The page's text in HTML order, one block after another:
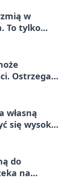
w
To tylko
Ostrzega
własną
się wysoką
do
na